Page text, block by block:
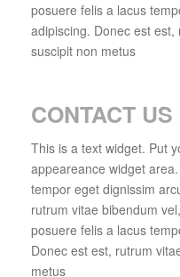
posuere felis a lacus
adipiscing. Donec est
suscipit non metus
CONTACT US
This is a text widget. Put
appeareance widget
tempor eget dignissim
rutrum vitae bibendum
posuere felis a lacus
Donec est est, rutrum
metus